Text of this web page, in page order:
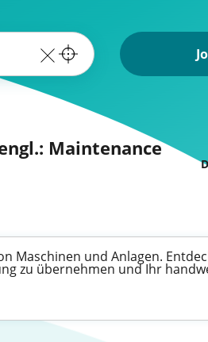
Maintenance
Maschinen und Anlagen.
zu übernehmen und Ihr